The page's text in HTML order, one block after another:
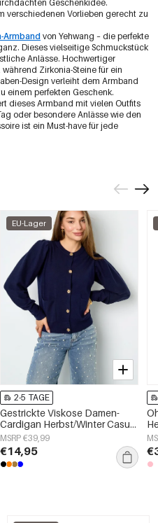
Geschenkidee.
verschiedenen Vorlieben gerecht zu
Armband von Yehwang – die perfekte
Dieses vielseitige Schmuckstück
Anlässe. Hochwertiger
Zirkonia-Steine für ein
Design verleiht dem Armband
einem perfekten Geschenk.
dieses Armband mit vielen Outfits
oder besondere Anlässe wie den
ist ein Must-have für jede
EU-Lager
2-5 TAGE
Gestrickte Viskose Damen-
Cardigan Herbst/Winter Casual
Einfarbig
MSRP €39,99
€14,95